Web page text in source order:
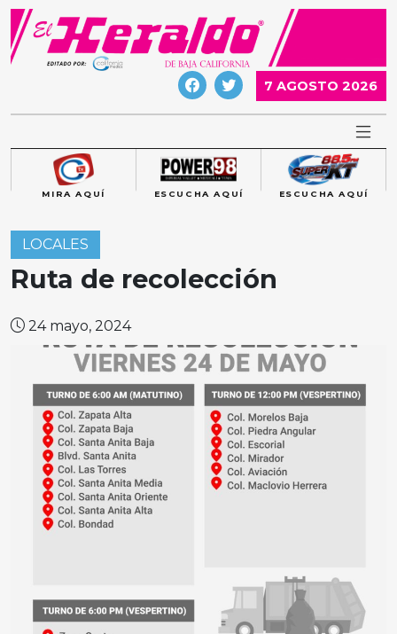
Skip
content
7 AGOSTO 2026
MIRA AQUÍ ESCUCHA AQUÍ ESCUCHA AQUÍ
LOCALES
Ruta de recolección
24 mayo, 2024